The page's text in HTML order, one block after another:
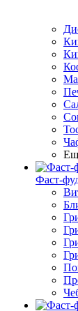
Фаст-